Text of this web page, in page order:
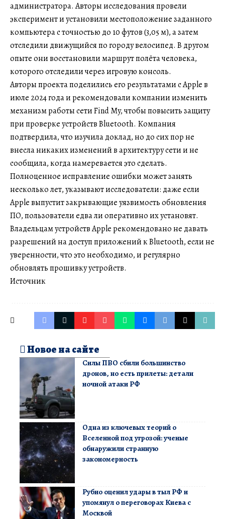
администратора. Авторы исследования провели
эксперимент и установили местоположение заданного
компьютера с точностью до 10 футов (3,05 м), а затем
отследили движущийся по городу велосипед. В другом
опыте они восстановили маршрут полёта человека,
которого отследили через игровую консоль.
Авторы проекта поделились его результатами с Apple в
июле 2024 года и рекомендовали компании изменить
механизм работы сети Find My, чтобы повысить защиту
при проверке устройств Bluetooth. Компания
подтвердила, что изучила доклад, но до сих пор не
внесла никаких изменений в архитектуру сети и не
сообщила, когда намеревается это сделать.
Полноценное исправление ошибки может занять
несколько лет, указывают исследователи: даже если
Apple выпустит закрывающие уязвимость обновления
ПО, пользователи едва ли оперативно их установят.
Владельцам устройств Apple рекомендовано не давать
разрешений на доступ приложений к Bluetooth, если не
уверенности, что это необходимо, и регулярно
обновлять прошивку устройств.
Источник
Новое на сайте
Силы ПВО сбили большинство
дронов, но есть прилеты: детали
ночной атаки РФ
Одна из ключевых теорий о
Вселенной под угрозой: ученые
обнаружили странную
закономерность
Рубио оценил удары в тыл РФ и
упомянул о переговорах Киева с
Москвой